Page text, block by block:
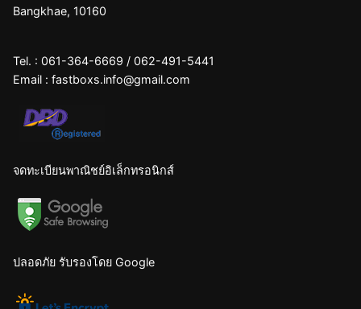
Bangkhae, 10160
Tel. : 061-364-6669 / 062-491-5441
Email : fastboxs.info@gmail.com
จดทะเบียนพาณิชย์อิเล็กทรอนิกส์
ปลอดภัย รับรองโดย Google